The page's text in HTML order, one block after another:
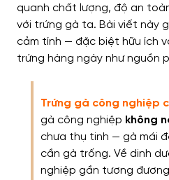
quanh chất lượng, độ an
với trứng gà ta. Bài viết này
cảm tính — đặc biệt hữu ích
trứng hàng ngày như nguồn
Trứng gà công nghiệp
gà công nghiệp không
chưa thụ tinh — gà mái
cần gà trống. Về dinh
nghiệp gần tương